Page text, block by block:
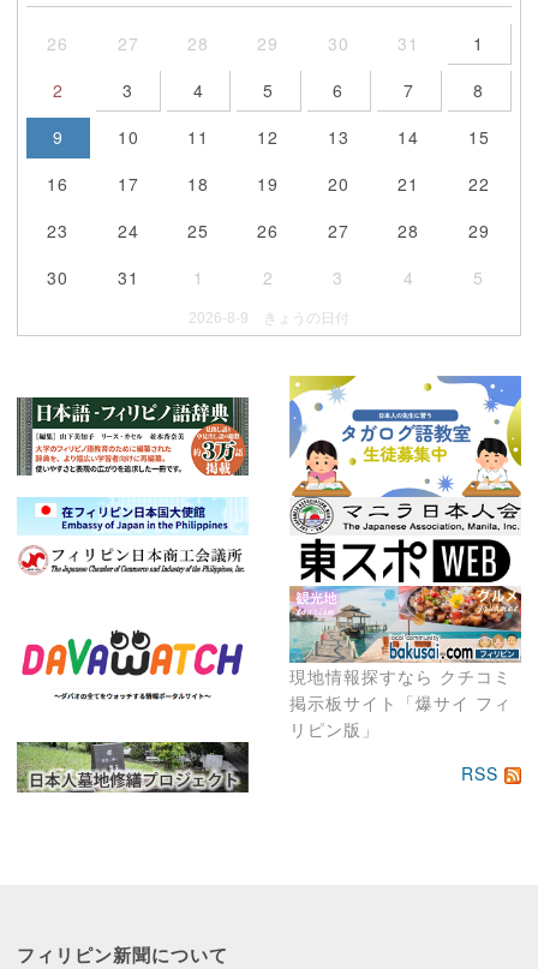
現地情報探すなら クチコミ
掲示板サイト「爆サイ フィ
リピン版」
26 27 28 29 30 31
1
2
3 4 5 6 7
8
9
10 11 12 13 14
15
16
17 18 19 20 21
22
23
24 25 26 27 28
29
30
31 1 2 3 4 5
2026-8-9 きょうの日付
RSS
フィリピン新聞について